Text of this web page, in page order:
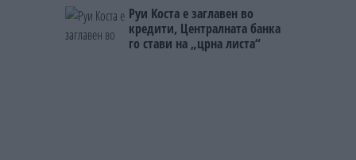
Скопје
Руи Коста е заглавен во
кредити, Централната банка
го стави на „црна листа“